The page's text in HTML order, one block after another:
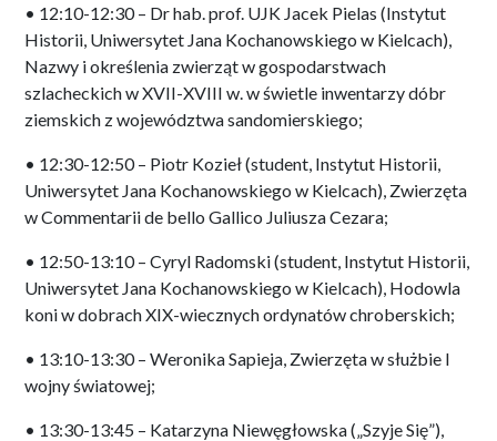
• 12:10-12:30 – Dr hab. prof. UJK Jacek Pielas (Instytut
Historii, Uniwersytet Jana Kochanowskiego w Kielcach),
Nazwy i określenia zwierząt w gospodarstwach
szlacheckich w XVII-XVIII w. w świetle inwentarzy dóbr
ziemskich z województwa sandomierskiego;
• 12:30-12:50 – Piotr Kozieł (student, Instytut Historii,
Uniwersytet Jana Kochanowskiego w Kielcach), Zwierzęta
w Commentarii de bello Gallico Juliusza Cezara;
• 12:50-13:10 – Cyryl Radomski (student, Instytut Historii,
Uniwersytet Jana Kochanowskiego w Kielcach), Hodowla
koni w dobrach XIX-wiecznych ordynatów chroberskich;
• 13:10-13:30 – Weronika Sapieja, Zwierzęta w służbie I
wojny światowej;
• 13:30-13:45 – Katarzyna Niewęgłowska („Szyje Się”),